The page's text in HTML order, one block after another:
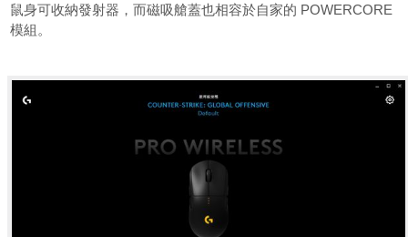
鼠身可收納發射器，而磁吸艙蓋也相容於自家的 POWERCORE
模組。